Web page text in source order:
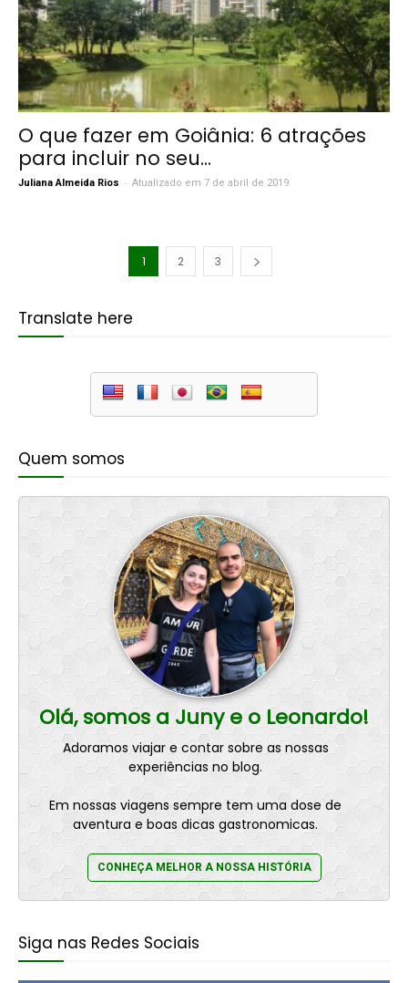
O que fazer em Goiânia: 6 atrações
para incluir no seu...
Juliana Almeida Rios - Atualizado em 7 de abril de 2019
1 2 3
Translate here
Quem somos
Olá, somos a Juny e o Leonardo!
Adoramos viajar e contar sobre as nossas
experiências no blog.
Em nossas viagens sempre tem uma dose de
aventura e boas dicas gastronomicas.
CONHEÇA MELHOR A NOSSA HISTÓRIA
Siga nas Redes Sociais